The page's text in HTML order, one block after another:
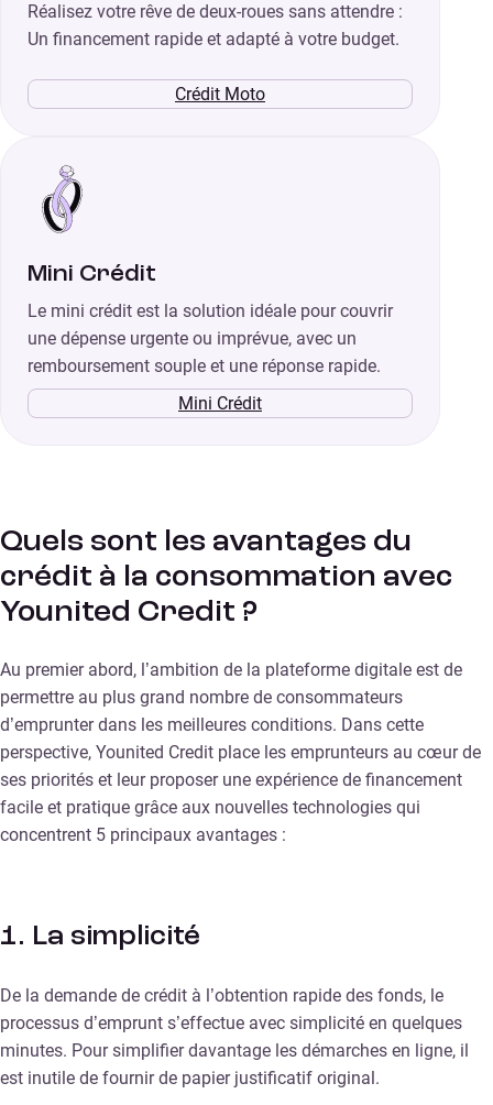
Réalisez votre rêve de deux-roues sans attendre :
Un financement rapide et adapté à votre budget.
Crédit Moto
Mini Crédit
Le mini crédit est la solution idéale pour couvrir
une dépense urgente ou imprévue, avec un
remboursement souple et une réponse rapide.
Mini Crédit
Quels sont les avantages du
crédit à la consommation avec
Younited Credit ?
Au premier abord, l’ambition de la plateforme digitale est de
permettre au plus grand nombre de consommateurs
d’emprunter dans les meilleures conditions. Dans cette
perspective, Younited Credit place les emprunteurs au cœur de
ses priorités et leur proposer une expérience de financement
facile et pratique grâce aux nouvelles technologies qui
concentrent 5 principaux avantages :
1. La simplicité
De la demande de crédit à l’obtention rapide des fonds, le
processus d’emprunt s’effectue avec simplicité en quelques
minutes. Pour simplifier davantage les démarches en ligne, il
est inutile de fournir de papier justificatif original.